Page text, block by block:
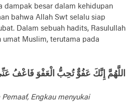
dampak besar dalam kehidupan
bahwa Allah Swt selalu siap
Dalam sebuah hadits, Rasulullah
umat Muslim, terutama pada
اللَّهُمَّ إِنَّكَ عَفُوٌّ تُحِبُّ الْعَفْوَ فَاعْفُ
Engkau menyukai